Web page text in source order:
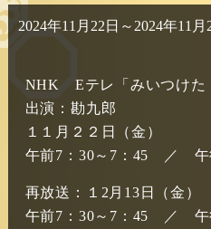
中村屋一門
2024年11月22日 ～ 2024年11月
NHK　Eテレ「みいつけた
出演：勘九郎
１１月２２日（金）
午前7：30～7：45　／　
再放送：１2月13日（金）
午前7：30～7：45　／　